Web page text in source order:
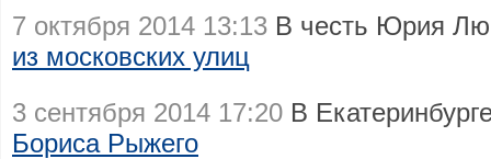
7 октября 2014 13:13 В честь Юрия
из московских улиц
3 сентября 2014 17:20 В
Бориса Рыжего